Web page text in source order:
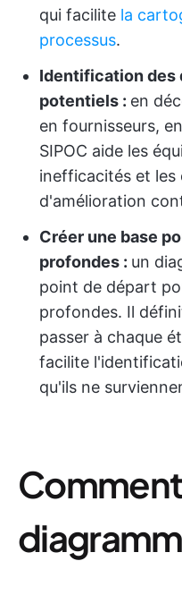
qui facilite la
processus.
Identification des
potentiels : en
en fournisseurs,
SIPOC aide les
inefficacités et
d'amélioration
Créer une base
profondes : un
point de départ
profondes. Il
passer à chaque
facilite
qu'ils ne